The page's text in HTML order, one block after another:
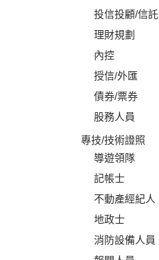
投信投顧/信託
理財規劃
內控
授信/外匯
債券/票券
股務人員
專技/技術證照
導遊領隊
記帳士
不動產經紀人
地政士
消防設備人員